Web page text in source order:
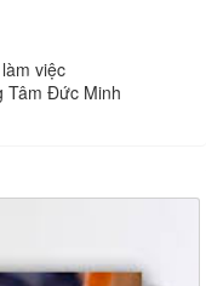
việc
Tâm Đức Minh